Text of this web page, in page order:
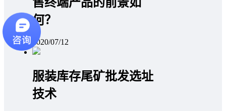
何？
2020/07/12
服装库存尾矿批发选址
技术